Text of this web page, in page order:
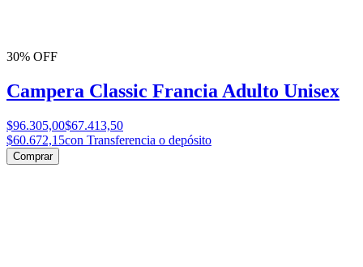
30% OFF
Campera Classic Francia Adulto Unisex
$96.305,00$67.413,50
$60.672,15con Transferencia o depósito
Comprar